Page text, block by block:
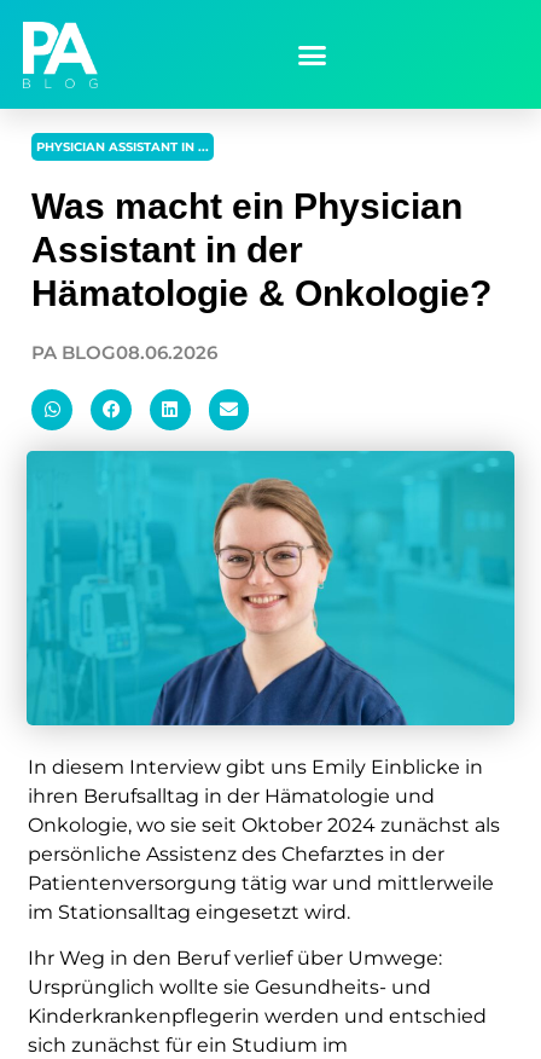
PHYSICIAN ASSISTANT IN ...
Was macht ein Physician
Assistant in der
Hämatologie & Onkologie?
PA BLOG08.06.2026
In diesem Interview gibt uns Emily Einblicke in
ihren Berufsalltag in der Hämatologie und
Onkologie, wo sie seit Oktober 2024 zunächst als
persönliche Assistenz des Chefarztes in der
Patientenversorgung tätig war und mittlerweile
im Stationsalltag eingesetzt wird.
Ihr Weg in den Beruf verlief über Umwege:
Ursprünglich wollte sie Gesundheits- und
Kinderkrankenpflegerin werden und entschied
sich zunächst für ein Studium im